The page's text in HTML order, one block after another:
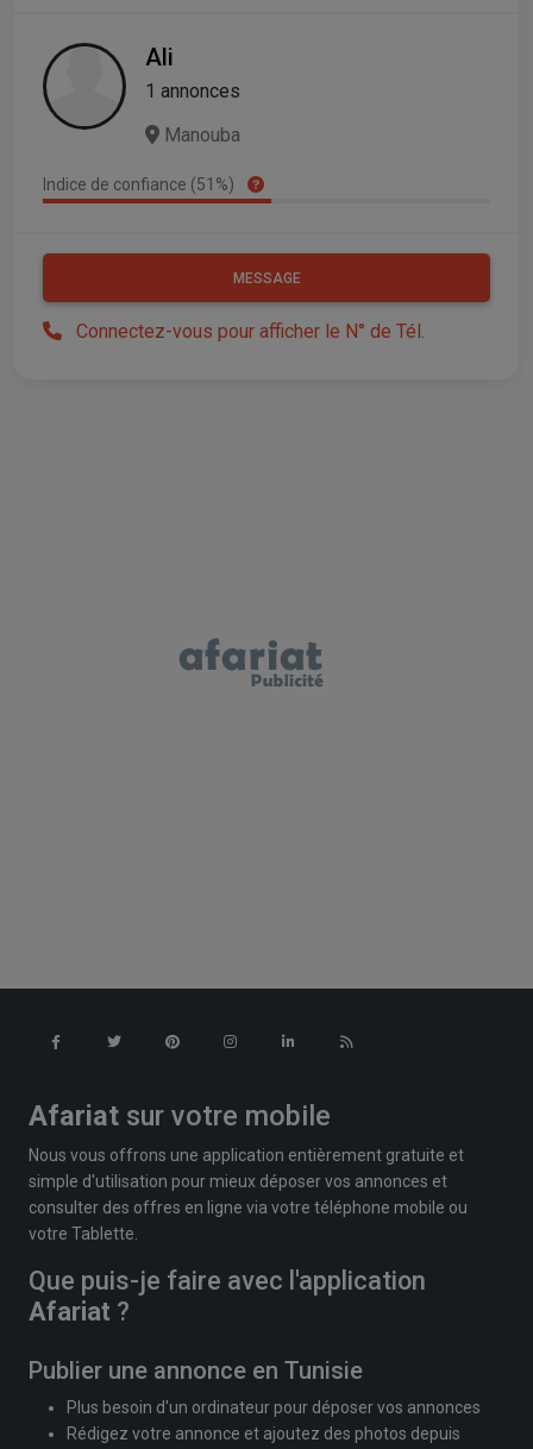
Ali
1 annonces
Manouba
Indice de confiance (51%)
MESSAGE
Connectez-vous pour afficher le N° de Tél.
Afariat sur votre mobile
Nous vous offrons une application entièrement gratuite et
simple d'utilisation pour mieux déposer vos annonces et
consulter des offres en ligne via votre téléphone mobile ou
votre Tablette.
Que puis-je faire avec l'application
Afariat ?
Publier une annonce en Tunisie
Plus besoin d'un ordinateur pour déposer vos annonces
Rédigez votre annonce et ajoutez des photos depuis